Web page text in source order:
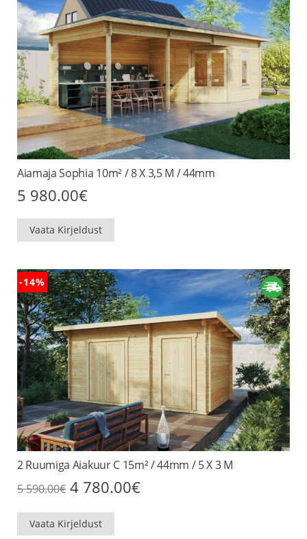
Aiamaja Sophia 10m² / 8 X 3,5 M / 44mm
5 980.00€
Vaata Kirjeldust
-14%
2 Ruumiga Aiakuur C 15m² / 44mm / 5 X 3 M
5 590.00€ Algne
hind
5
590.00€.
4 780.00€Praegune
Vaata Kirjeldust